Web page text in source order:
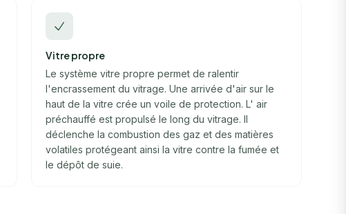
Vitre propre
Le système vitre propre permet de ralentir
l'encrassement du vitrage. Une arrivée d'air sur le
haut de la vitre crée un voile de protection. L' air
préchauffé est propulsé le long du vitrage. Il
déclenche la combustion des gaz et des matières
volatiles protégeant ainsi la vitre contre la fumée et
le dépôt de suie.